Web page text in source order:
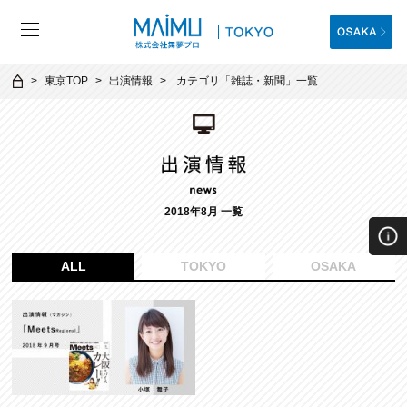
東京TOP 出演情報 カテゴリ「雑誌・新聞 」一覧
2018年8月 一覧
ALL TOKYO OSAKA